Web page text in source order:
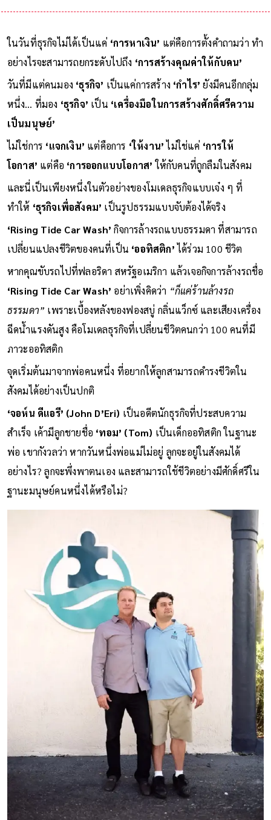
ในวันที่ธุรกิจไม่ได้เป็นแค่ ‘การหาเงิน’ แต่คือการตั้งคำถามว่า ทำ
อย่างไรจะสามารถยกระดับไปถึง ‘การสร้างคุณค่าให้กับคน’
วันที่มีแต่คนมอง ‘ธุรกิจ’ เป็นแค่การสร้าง ‘กำไร’ ยังมีคนอีกกลุ่ม
หนึ่ง… ที่มอง ‘ธุรกิจ’ เป็น ‘เครื่องมือในการสร้างศักดิ์ศรีความ
เป็นมนุษย์’
ไม่ใช่การ ‘แจกเงิน’ แต่คือการ ‘ให้งาน’ไม่ใช่แค่ ‘การให้
โอกาส’ แต่คือ ‘การออกแบบโอกาส’ให้กับคนที่ถูกลืมในสังคม
และนี่เป็นเพียงหนึ่งในตัวอย่างของโมเดลธุรกิจแบบเจ๋ง ๆ ที่
ทำให้ ‘ธุรกิจเพื่อสังคม’ เป็นรูปธรรมแบบจับต้องได้จริง
‘Rising Tide Car Wash’กิจการล้างรถแบบธรรมดา ที่สามารถ
เปลี่ยนแปลงชีวิตของคนที่เป็น ‘ออทิสติก’ได้ร่วม 100 ชีวิต
หากคุณขับรถไปที่ฟลอริดา สหรัฐอเมริกา แล้วเจอกิจการล้างรถชื่อ
‘Rising Tide Car Wash’ อย่าเพิ่งคิดว่า “ก็แค่ร้านล้างรถ
ธรรมดา” เพราะเบื้องหลังของฟองสบู่ กลิ่นแว็กซ์ และเสียงเครื่อง
ฉีดน้ำแรงดันสูง คือโมเดลธุรกิจที่เปลี่ยนชีวิตคนกว่า 100 คนที่มี
ภาวะออทิสติก
จุดเริ่มต้นมาจากพ่อคนหนึ่ง ที่อยากให้ลูกสามารถดำรงชีวิตใน
สังคมได้อย่างเป็นปกติ
‘จอห์น ดีแอรี’ (John D’Eri) เป็นอดีตนักธุรกิจที่ประสบความ
สำเร็จ เค้ามีลูกชายชื่อ ‘ทอม’ (Tom) เป็นเด็กออทิสติก ในฐานะ
พ่อ เขากังวลว่า หากวันหนึ่งพ่อแม่ไม่อยู่ ลูกจะอยู่ในสังคมได้
อย่างไร? ลูกจะพึ่งพาตนเอง และสามารถใช้ชีวิตอย่างมีศักดิ์ศรีใน
ฐานะมนุษย์คนหนึ่งได้หรือไม่?